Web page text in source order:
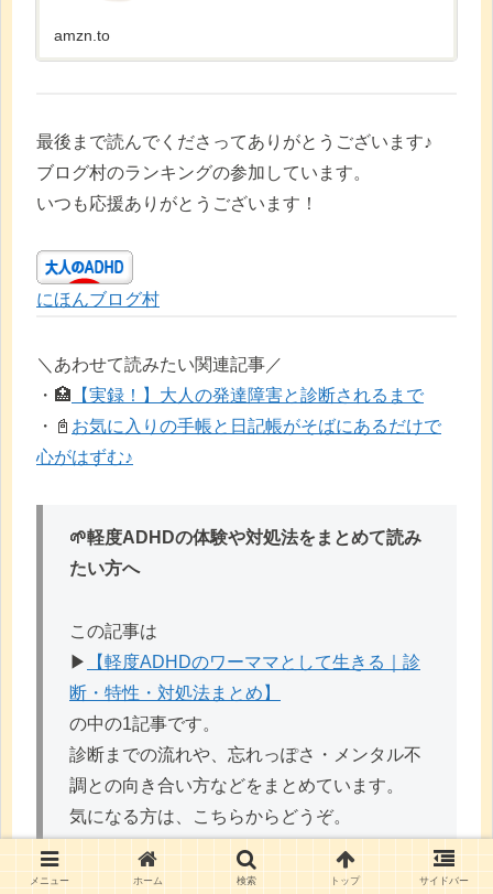
amzn.to
最後まで読んでくださってありがとうございます♪
ブログ村のランキングの参加しています。
いつも応援ありがとうございます！
にほんブログ村
＼あわせて読みたい関連記事／
・🏥 【実録！】大人の発達障害と診断されるまで
・📓 お気に入りの手帳と日記帳がそばにあるだけで
心がはずむ♪
🌱軽度ADHDの体験や対処法をまとめて読み
たい方へ
この記事は
▶︎
【軽度ADHDのワーママとして生きる｜診
断・特性・対処法まとめ】
の中の1記事です。
診断までの流れや、忘れっぽさ・メンタル不
調との向き合い方などをまとめています。
気になる方は、こちらからどうぞ。
メニュー ホーム 検索 トップ サイドバー